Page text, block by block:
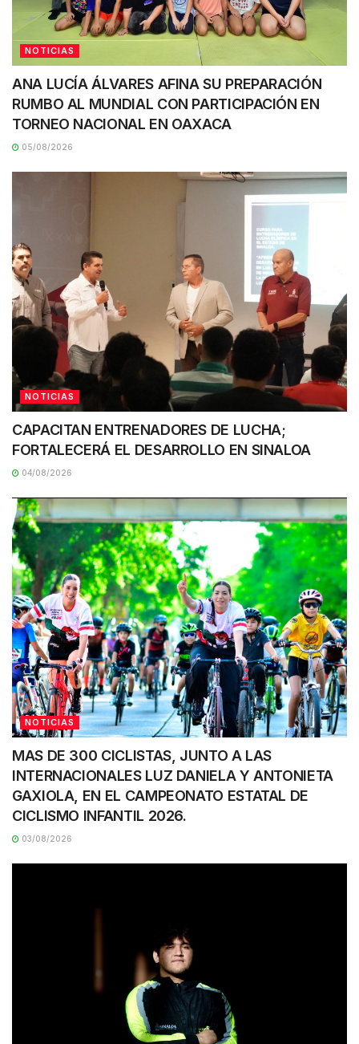
NOTICIAS
ANA LUCÍA ÁLVARES AFINA SU PREPARACIÓN
RUMBO AL MUNDIAL CON PARTICIPACIÓN EN
TORNEO NACIONAL EN OAXACA
05/08/2026
NOTICIAS
CAPACITAN ENTRENADORES DE LUCHA;
FORTALECERÁ EL DESARROLLO EN SINALOA
04/08/2026
NOTICIAS
MAS DE 300 CICLISTAS, JUNTO A LAS
INTERNACIONALES LUZ DANIELA Y ANTONIETA
GAXIOLA, EN EL CAMPEONATO ESTATAL DE
CICLISMO INFANTIL 2026.
03/08/2026